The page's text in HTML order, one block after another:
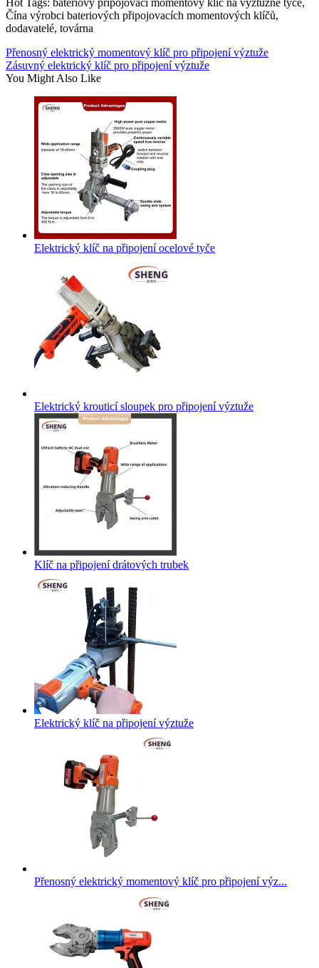
Hot Tags: bateriový připojovací momentový klíč na výztužné tyče,
Čína výrobci bateriových připojovacích momentových klíčů,
dodavatelé, továrna
Přenosný elektrický momentový klíč pro připojení výztuže
Zásuvný elektrický klíč pro připojení výztuže
You Might Also Like
Elektrický klíč na připojení ocelové tyče
Elektrický krouticí sloupek pro připojení výztuže
Klíč na připojení drátových trubek
Elektrický klíč na připojení výztuže
Přenosný elektrický momentový klíč pro připojení výz...